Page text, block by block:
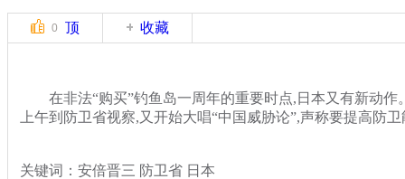
0 顶 收藏
在非法“购买”钓鱼岛一周年的重要时点,日本又有新动作
上午到防卫省视察,又开始大唱“中国威胁论”,声称要提高防
关键词：安倍晋三 防卫省 日本